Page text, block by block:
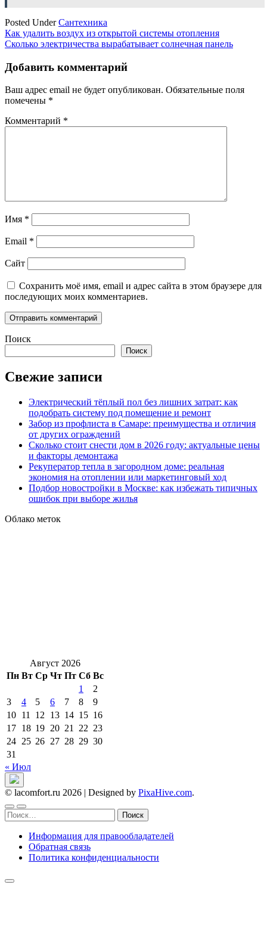
Posted UnderСантехника
Навигация
по
записям
Как удалить воздух из открытой системы отопления
Сколько электричества вырабатывает солнечная панель
Добавить комментарий
Ваш адрес email не будет опубликован. Обязательные поля
помечены *
Комментарий *
Имя *
Email *
Сайт
Сохранить моё имя, email и адрес сайта в этом браузере для
последующих моих комментариев.
Поиск
Поиск
Свежие записи
Электрический тёплый пол без лишних затрат: как
подобрать систему под помещение и ремонт
Забор из профлиста в Самаре: преимущества и отличия
от других ограждений
Сколько стоит снести дом в 2026 году: актуальные цены
и факторы демонтажа
Рекуператор тепла в загородном доме: реальная
экономия на отоплении или маркетинговый ход
Подбор новостройки в Москве: как избежать типичных
ошибок при выборе жилья
Облако меток
Август 2026
Пн Вт Ср Чт Пт Сб Вс
1
2
3
4 5 6 7 8
9
10 11 12 13 14 15 16
17 18 19 20 21 22 23
24 25 26 27 28 29 30
31
« Июл
© lacomfort.ru 2026 | Designed by PixaHive.com.
Найти:
Информация для правообладателей
Обратная связь
Политика конфиденциальности